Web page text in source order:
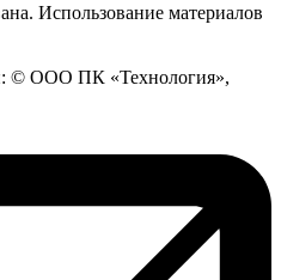
Использование материалов
© ООО ПК «Технология»,